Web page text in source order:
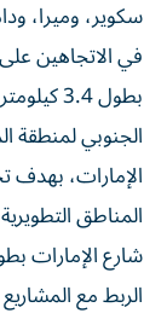
في الاتجاهين
بطول
الإمارات، بهدف
المناطق
الربط مع